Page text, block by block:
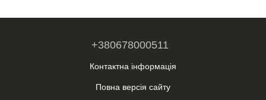
+380678000511
Контактна інформація
Повна версія сайту